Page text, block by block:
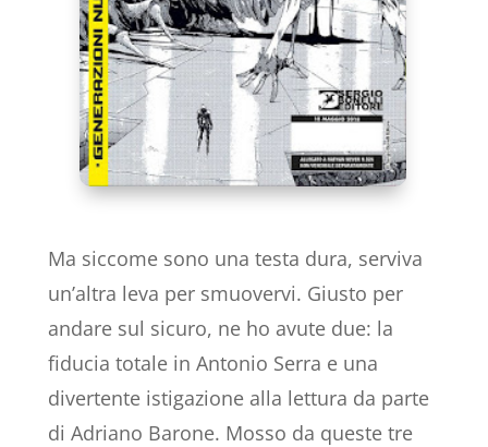
Ma siccome sono una testa dura, serviva
un’altra leva per smuovervi. Giusto per
andare sul sicuro, ne ho avute due: la
fiducia totale in Antonio Serra e una
divertente istigazione alla lettura da parte
di Adriano Barone. Mosso da queste tre